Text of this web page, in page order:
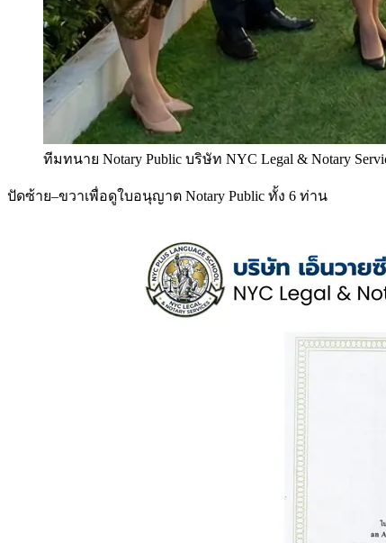
ทีมทนาย Notary Public บริษัท NYC Legal & Notary
ปัดซ้าย–ขวาเพื่อดูใบอนุญาต Notary Public ทั้ง 6 ท่าน